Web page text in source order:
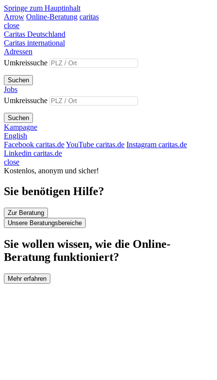
Springe zum Hauptinhalt
Arrow Online-Beratung caritas
close
Caritas Deutschland
Caritas international
Adressen
Umkreissuche
Suchen
Jobs
Umkreissuche
Suchen
Kampagne
English
Facebook caritas.deYouTube caritas.de Instagram caritas.de
Linkedin caritas.de
close
Kostenlos, anonym und sicher!
Sie benötigen Hilfe?
Zur Beratung
Unsere Beratungsbereiche
Sie wollen wissen, wie die Online-
Beratung funktioniert?
Mehr erfahren